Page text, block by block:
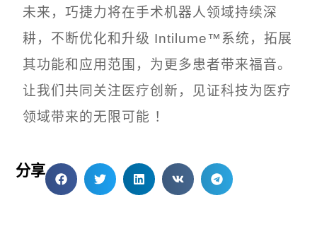
分享
未来，巧捷力将在手术机器人领域持续深
耕，不断优化和升级 Intilume™系统，拓展
其功能和应用范围，为更多患者带来福音。
让我们共同关注医疗创新，见证科技为医疗
领域带来的无限可能 ！